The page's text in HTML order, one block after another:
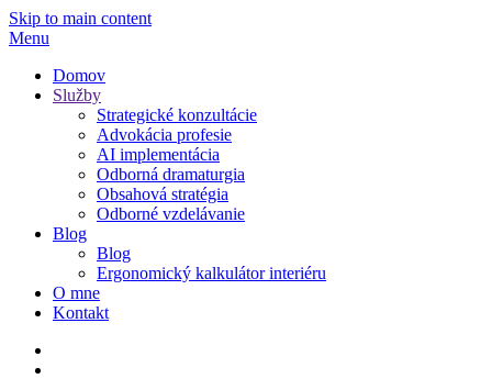
Skip to main content
Menu
Domov
Služby
Strategické konzultácie
Advokácia profesie
AI implementácia
Odborná dramaturgia
Obsahová stratégia
Odborné vzdelávanie
Blog
Blog
Ergonomický kalkulátor interiéru
O mne
Kontakt